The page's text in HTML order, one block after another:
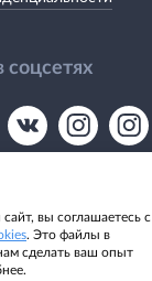
соцсетях
вы соглашаетесь с
. Это файлы в
сделать ваш опыт